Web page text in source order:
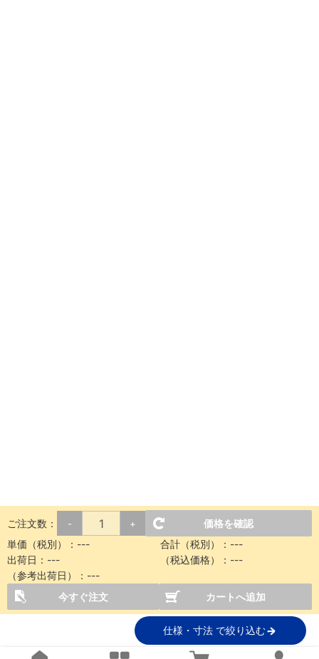
ご注文数： - +
価格を確認
単価（税別）： --- 合計（税別）： ---
出荷日： --- （税込価格）： ---
（参考出荷日）： ---
今すぐ注文
カートへ追加
仕様・寸法 で絞り込む